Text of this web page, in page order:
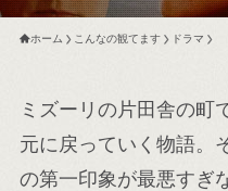
ホーム こんなの観てます ドラマ
ミズーリの片田舎の町
元に戻っていく物語。
の第一印象が最悪すぎ